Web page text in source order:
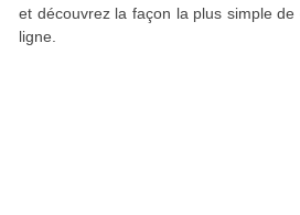
et découvrez la façon la plus simple
ligne.